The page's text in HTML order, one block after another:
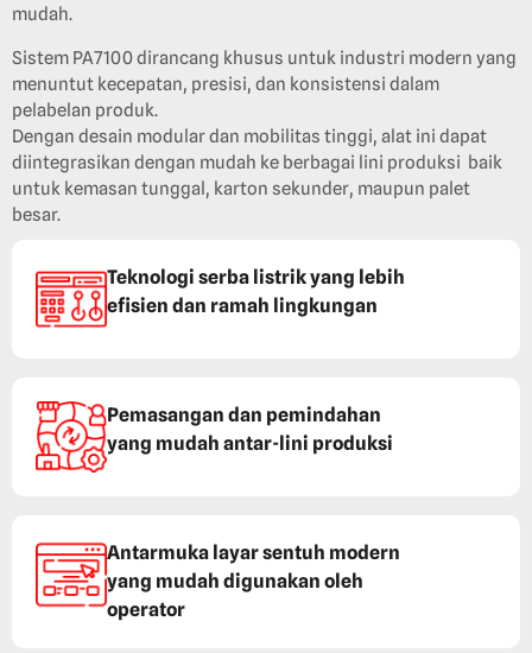
mudah.
Sistem PA7100 dirancang khusus untuk industri modern yang
menuntut kecepatan, presisi, dan konsistensi dalam
pelabelan produk.
Dengan desain modular dan mobilitas tinggi, alat ini dapat
diintegrasikan dengan mudah ke berbagai lini produksi baik
untuk kemasan tunggal, karton sekunder, maupun palet
besar.
Teknologi serba listrik yang lebih
efisien dan ramah lingkungan
Pemasangan dan pemindahan
yang mudah antar-lini produksi
Antarmuka layar sentuh modern
yang mudah digunakan oleh
operator